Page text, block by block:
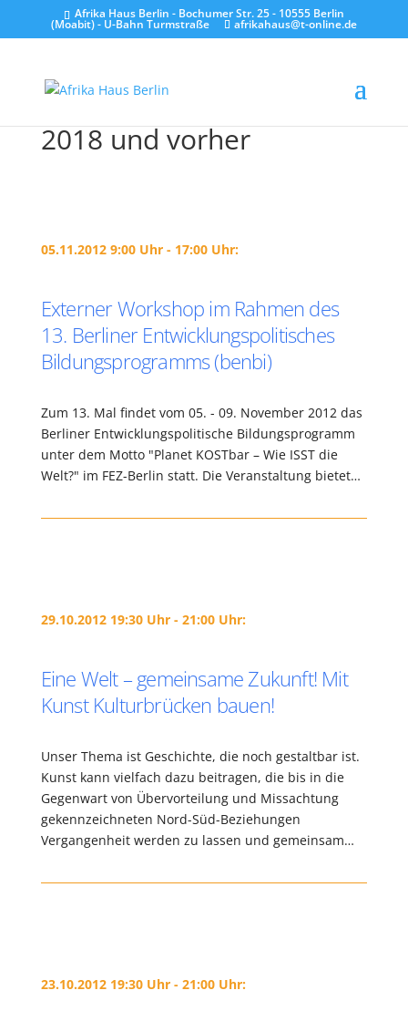
Afrika Haus Berlin - Bochumer Str. 25 - 10555 Berlin
(Moabit) - U-Bahn Turmstraße afrikahaus@t-online.de
2018 und vorher
05.11.2012 9:00 Uhr - 17:00 Uhr:
Externer Workshop im Rahmen des
13. Berliner Entwicklungspolitisches
Bildungsprogramms (benbi)
Zum 13. Mal findet vom 05. - 09. November 2012 das
Berliner Entwicklungspolitische Bildungsprogramm
unter dem Motto "Planet KOSTbar – Wie ISST die
Welt?" im FEZ-Berlin statt. Die Veranstaltung bietet…
29.10.2012 19:30 Uhr - 21:00 Uhr:
Eine Welt – gemeinsame Zukunft! Mit
Kunst Kulturbrücken bauen!
Unser Thema ist Geschichte, die noch gestaltbar ist.
Kunst kann vielfach dazu beitragen, die bis in die
Gegenwart von Übervorteilung und Missachtung
gekennzeichneten Nord-Süd-Beziehungen
Vergangenheit werden zu lassen und gemeinsam…
23.10.2012 19:30 Uhr - 21:00 Uhr: